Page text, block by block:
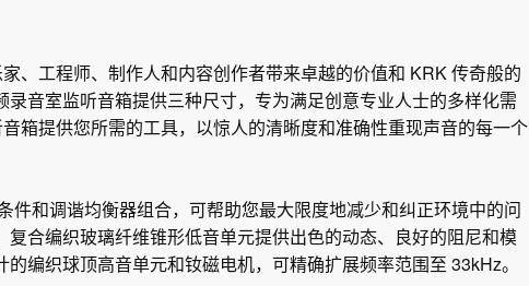
、工程师、制作人和内容创作者带来卓越的价值和 KRK 传奇般的
音室监听音箱提供三种尺寸，专为满足创意专业人士的多样化需
箱提供您所需的工具，以惊人的清晰度和准确性重现声音的每一个
件和调谐均衡器组合，可帮助您最大限度地减少和纠正环境中的问
合编织玻璃纤维锥形低音单元提供出色的动态、良好的阻尼和模
编织球顶高音单元和钕磁电机，可精确扩展频率范围至 33kHz。